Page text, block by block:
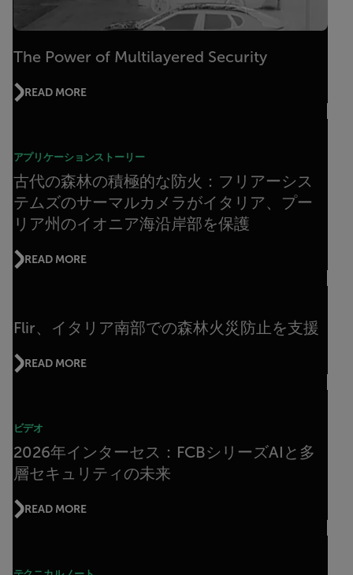
The Power of Multilayered Security
READ MORE
アプリケーションストーリー
古代の森林の積極的な防火：フリアーシス
テムズのサーマルカメラがイタリア、プー
リア州のイオニア海沿岸部を保護
READ MORE
Flir、イタリア南部での森林火災防止を支援
READ MORE
ビデオ
2026年インターセス：FCBシリーズAIと多
層セキュリティの未来
READ MORE